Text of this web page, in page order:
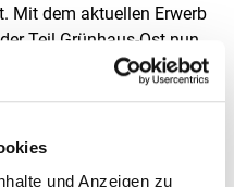
und Anzeigen zu
Mit dem aktuellen Erwerb
Teil Grünhaus-Ost nun
und leistet damit
Beitrag zur Umsetzung
Vogelschutzgebietes